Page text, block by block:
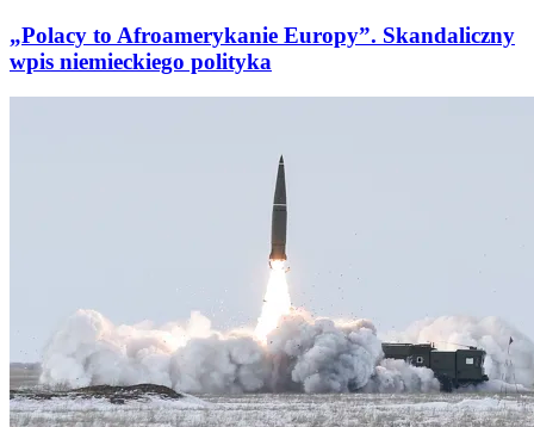
„Polacy to Afroamerykanie Europy”. Skandaliczny
wpis niemieckiego polityka